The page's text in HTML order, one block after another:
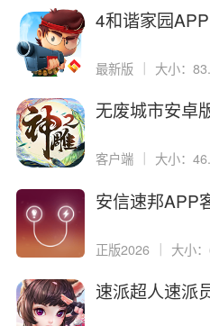
4和谐家园
最新版 大小：
无废城市安卓
客户端 大小：
安信速邦APP
正版2026 ｜ 大小
速派超人速派